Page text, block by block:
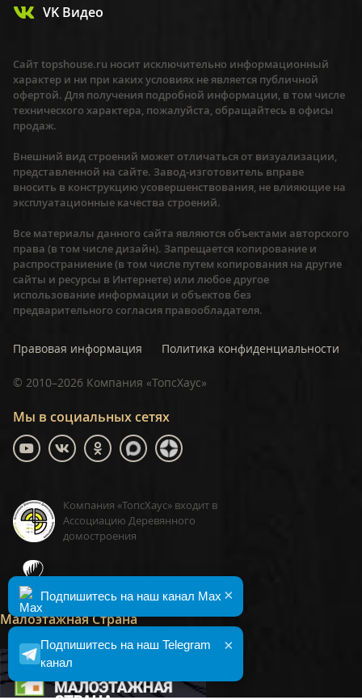
VK Видео
Мы в социальных сетях
Компания «ТопсХаус» входит в
Ассоциацию Деревянного
домостроения
Малоэтажная Страна
Сайт topshouse.ru носит исключительно информационный
характер и ни при каких условиях не является публичной
офертой. Для получения подробной информации, в том числе
технического характера, пожалуйста, обращайтесь в офисы
продаж.
Внешний вид строений может отличаться от визуализации,
представленной на сайте. Завод-изготовитель вправе
вносить в конструкцию усовершенствования, не влияющие на
эксплуатационные качества строений.
Все материалы данного сайта являются объектами авторского
права (в том числе дизайн). Запрещается копирование и
распространиение (в том числе путем копирования на другие
сайты и ресурсы в Интернете) или любое другое
использование информации и объектов без
предварительного согласия правообладателя.
Правовая информация Политика конфиденциальности
© 2010–2026 Компания «ТопсХаус»
×
Подпишитесь на наш Telegram
канал
×
Подпишитесь на наш канал Max